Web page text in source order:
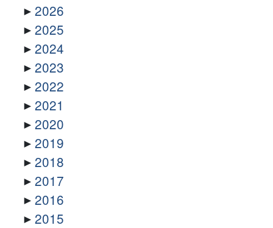
2026
2025
2024
2023
2022
2021
2020
2019
2018
2017
2016
2015